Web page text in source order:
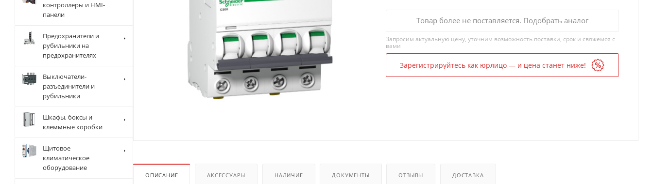
Товар более не поставляется. Подобрать аналог
Запросим актуальную цену, уточним возможность поставки, срок и свяжемся с
вами
Зарегистрируйтесь как юрлицо — и цена станет ниже!
ОПИСАНИЕ АКСЕССУАРЫ НАЛИЧИЕ ДОКУМЕНТЫ ОТЗЫВЫ ДОСТАВКА
контроллеры и HMI-
панели
Предохранители и
рубильники на
предохранителях
Выключатели-
разъединители и
рубильники
Шкафы, боксы и
клеммные коробки
Щитовое
климатическое
оборудование